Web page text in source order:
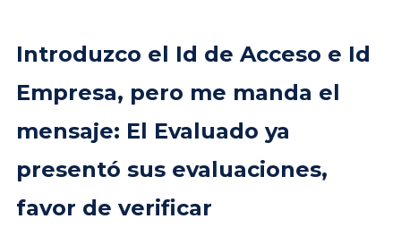
Introduzco el Id de Acceso e Id
Empresa, pero me manda el
mensaje: El Evaluado ya
presentó sus evaluaciones,
favor de verificar